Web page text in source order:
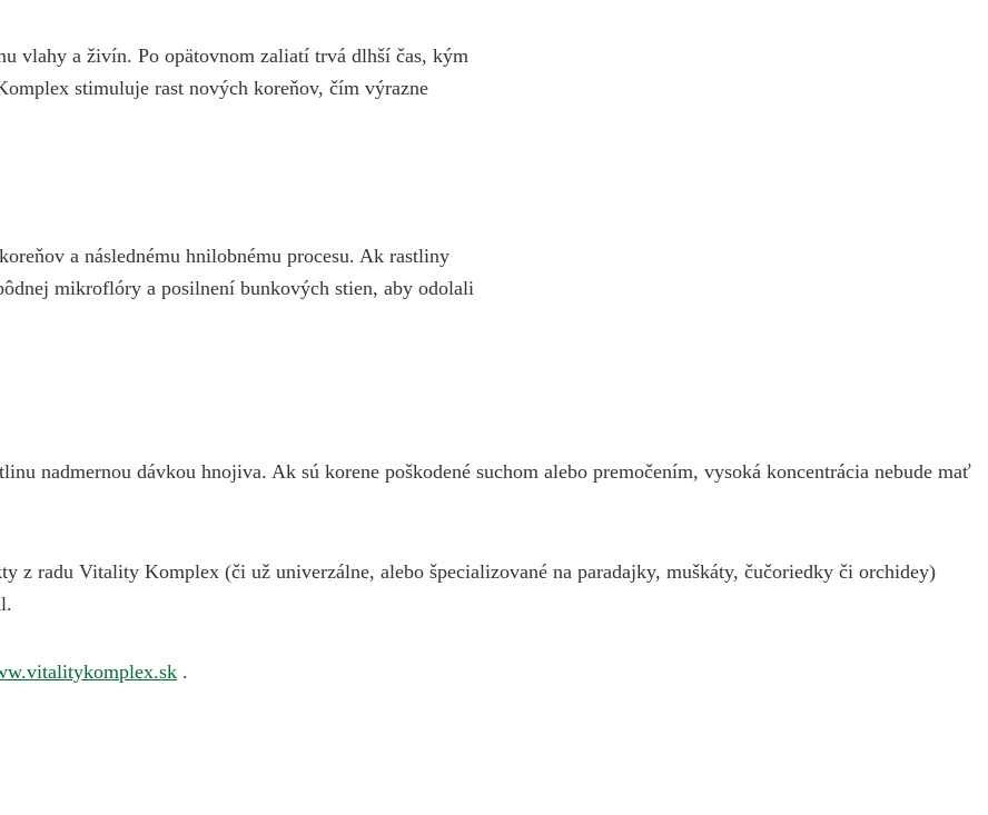
vlahy a živín. Po opätovnom zaliatí trvá dlhší čas, kým
stimuluje rast nových koreňov, čím výrazne
a následnému hnilobnému procesu. Ak rastliny
mikroflóry a posilnení bunkových stien, aby odolali
nadmernou dávkou hnojiva. Ak sú korene poškodené suchom alebo premočením, vysoká koncentrácia nebude mať
z radu Vitality Komplex (či už univerzálne, alebo špecializované na paradajky, muškáty, čučoriedky či orchidey)
.